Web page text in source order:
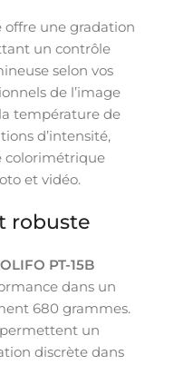
une gradation
un contrôle
selon vos
de l’image
température de
d’intensité,
colorimétrique
et vidéo.
robuste
PT-15B
dans un
680 grammes.
un
discrète dans